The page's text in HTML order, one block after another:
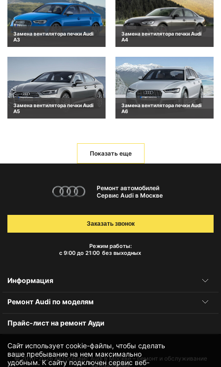
Замена вентилятора печки Audi
A3
Замена вентилятора печки Audi
A4
Замена вентилятора печки Audi
A5
Замена вентилятора печки Audi
A6
Показать еще
Сайт использует cookie-файлы, чтобы сделать
ваше пребывание на нем максимально
удобным. К cайту подключен сервис веб-
Ремонт автомобилей
Сервис Audi в Москве
Режим работы:
с 9:00 до 21:00 без выходных
Заказать звонок
Информация
Ремонт Audi по моделям
Прайс-лист на ремонт Ауди
© 2010-2026Автосервис Audi в Москве – ремонт и обслуживание